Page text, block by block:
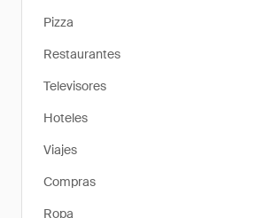
Pizza
Restaurantes
Televisores
Hoteles
Viajes
Compras
Ropa